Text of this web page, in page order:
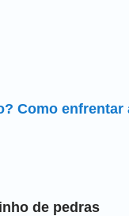
Como enfrentar
de pedras